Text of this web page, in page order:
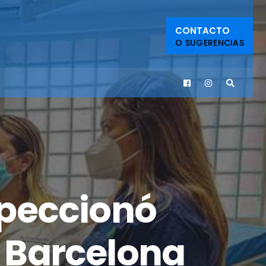
CONTACTO
O SUGERENCIAS